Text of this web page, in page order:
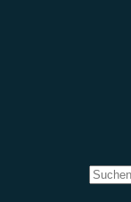
Suchen
nach: